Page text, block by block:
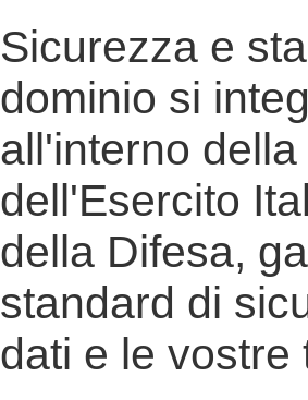
Sicurezza e
dominio si
all'interno
dell'Esercito
della Difesa,
standard di
dati e le vostre